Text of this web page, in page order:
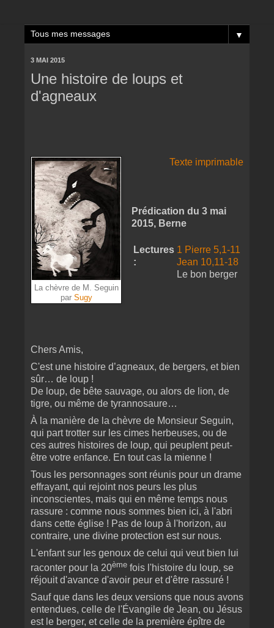
▼
3 MAI 2015
Une histoire de loups et
d'agneaux
La chèvre de M. Seguin
par Sugy
Texte imprimable
Prédication du 3 mai
2015, Berne
Lectures
:
1 Pierre 5,1-11
Jean 10,11-18
Le bon berger
Chers Amis,
C'est une histoire d’agneaux, de bergers, et bien
sûr… de loup !
De loup, de bête sauvage, ou alors de lion, de
tigre, ou même de tyrannosaure…
À la manière de la chèvre de Monsieur Seguin,
qui part trotter sur les cimes herbeuses, ou de
ces autres histoires de loup, qui peuplent peut-
être votre enfance. En tout cas la mienne !
Tous les personnages sont réunis pour un drame
effrayant, qui rejoint nos peurs les plus
inconscientes, mais qui en même temps nous
rassure : comme nous sommes bien ici, à l'abri
dans cette église ! Pas de loup à l'horizon, au
contraire, une divine protection est sur nous.
L'enfant sur les genoux de celui qui veut bien lui
raconter pour la 20ème fois l'histoire du loup, se
réjouit d'avance d'avoir peur et d'être rassuré !
Sauf que dans les deux versions que nous avons
entendues, celle de l'Évangile de Jean, ou Jésus
est le berger, et celle de la première épître de